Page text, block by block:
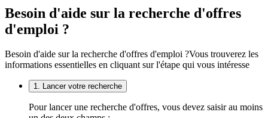
Besoin d'aide sur la recherche d'offres
d'emploi ?
Besoin d'aide sur la recherche d'offres d'emploi ?Vous trouverez les
informations essentielles en cliquant sur l'étape qui vous intéresse
1. Lancer votre recherche
Pour lancer une recherche d'offres, vous devez saisir au moins